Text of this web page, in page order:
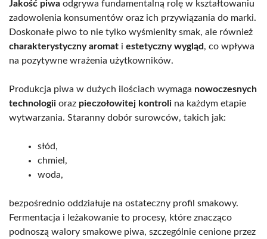
Jakość piwa odgrywa fundamentalną rolę w kształtowaniu
zadowolenia konsumentów oraz ich przywiązania do marki.
Doskonałe piwo to nie tylko wyśmienity smak, ale również
charakterystyczny aromat i estetyczny wygląd, co wpływa
na pozytywne wrażenia użytkowników.
Produkcja piwa w dużych ilościach wymaga nowoczesnych
technologii oraz pieczołowitej kontroli na każdym etapie
wytwarzania. Staranny dobór surowców, takich jak:
słód,
chmiel,
woda,
bezpośrednio oddziałuje na ostateczny profil smakowy.
Fermentacja i leżakowanie to procesy, które znacząco
podnoszą walory smakowe piwa, szczególnie cenione przez